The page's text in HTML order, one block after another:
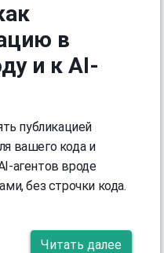
в
и к AI-
публикацией
вашего кода и
агентов вроде
без строчки кода.
Читать далее